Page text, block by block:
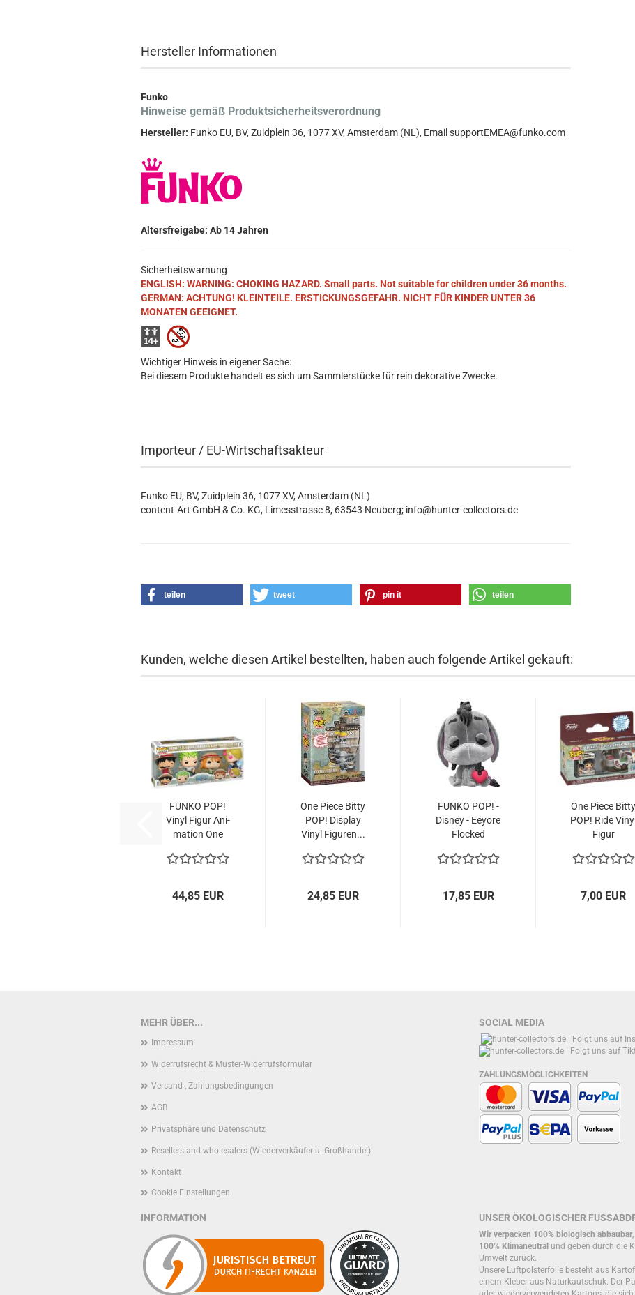
Hersteller Informationen
Funko
Hinweise gemäß Produktsicherheitsverordnung
Hersteller: Funko EU, BV, Zuidplein 36, 1077 XV, Amsterdam (NL), Email supportEMEA@funko.com
Altersfreigabe: Ab 14 Jahren
Sicherheitswarnung
ENGLISH: WARNING: CHOKING HAZARD. Small parts. Not suitable for children under 36 months.
GERMAN: ACHTUNG! KLEINTEILE. ERSTICKUNGSGEFAHR. NICHT FÜR KINDER UNTER 36
MONATEN GEEIGNET.
Wichtiger Hinweis in eigener Sache:
Bei diesem Produkte handelt es sich um Sammlerstücke für rein dekorative Zwecke.
Importeur / EU-Wirtschaftsakteur
Funko EU, BV, Zuidplein 36, 1077 XV, Amsterdam (NL)
content-Art GmbH & Co. KG, Limesstrasse 8, 63543 Neuberg; info@hunter-collectors.de
teilen tweet pin it teilen
Kunden, welche diesen Artikel bestellten, haben auch folgende Artikel gekauft:
FUNKO POP!
Vinyl Figur Ani­
ma­ti­on One
44,85 EUR
One Piece Bitty
POP! Dis­play
Vinyl Fi­gu­ren...
24,85 EUR
FUNKO POP! -
Dis­ney - Eeyo­re
Flo­cked
17,85 EUR
One Piece Bitty
POP! Ride Vinyl
Figur
7,00 EUR
MEHR ÜBER...
Impressum
Widerrufsrecht & Muster-Widerrufsformular
Versand-, Zahlungsbedingungen
AGB
Privatsphäre und Datenschutz
Resellers and wholesalers (Wiederverkäufer u. Großhandel)
Kontakt
Cookie Einstellungen
SOCIAL MEDIA
ZAHLUNGSMÖGLICHKEITEN
INFORMATION UNSER ÖKOLOGISCHER
Wir verpacken 100% biologisch abbaubar
100% Klimaneutral und geben durch die
Umwelt zurück.
Unsere Luftpolsterfolie besteht aus
einem Kleber aus Naturkautschuk. Der